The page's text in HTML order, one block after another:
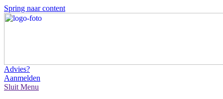
Spring naar content
Advies?
Aanmelden
Sluit Menu